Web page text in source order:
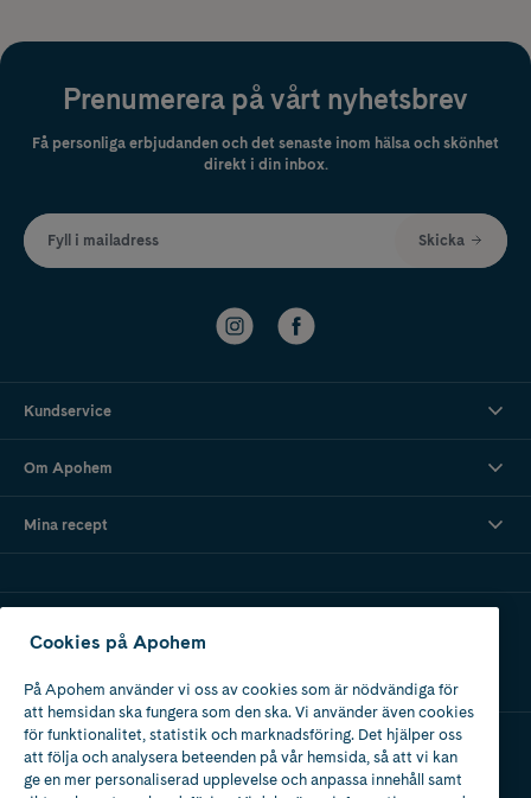
Prenumerera på vårt nyhetsbrev
Få personliga erbjudanden och det senaste inom hälsa och skönhet
direkt i din inbox.
Fyll i mailadress Skicka
Kundservice
Om Apohem
Mina recept
Apotek med tillstånd
av Läkemedelsverket
Cookies på Apohem
På Apohem använder vi oss av cookies som är nödvändiga för
att hemsidan ska fungera som den ska. Vi använder även cookies
för funktionalitet, statistik och marknadsföring. Det hjälper oss
att följa och analysera beteenden på vår hemsida, så att vi kan
ge en mer personaliserad upplevelse och anpassa innehåll samt